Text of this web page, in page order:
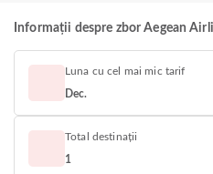
Informații despre zbor Aegean
Luna cu cel mai mic tarif
Dec.
Total destinații
1